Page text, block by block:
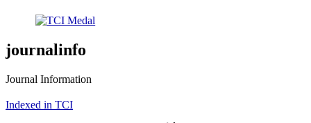
journalinfo
Journal Information
Indexed in TCI